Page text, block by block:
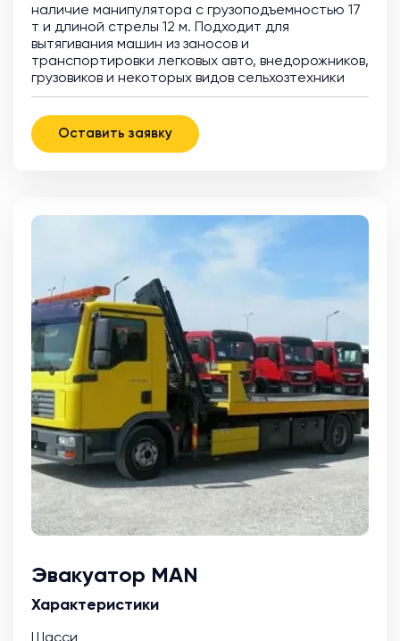
наличие манипулятора с грузоподъемностью 17
т и длиной стрелы 12 м. Подходит для
вытягивания машин из заносов и
транспортировки легковых авто, внедорожников,
грузовиков и некоторых видов сельхозтехники
Оставить заявку
Эвакуатор MAN
Характеристики
Шасси